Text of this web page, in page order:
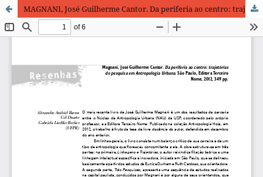
MAGNANI, José Guilherme Cantor. Da periferia ao centro: trajetórias de pesquisa em Antropologia Urbana. São Paulo. Editora Terceiro Nome, 2012, 349 pp.